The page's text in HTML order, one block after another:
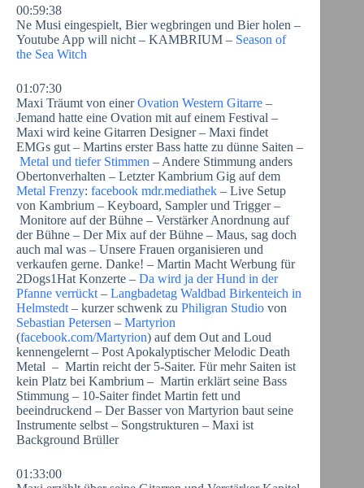
00:59:38
Ne Musi eingespielt, Bier wegbringen und Bier holen –
Youtube App will nicht – KAMBRIUM – Season of
the Sea Witch
01:07:30
Maxi Träumt von einerOvation Western Gitarre –
Jemand hatte eine Ovation mit auf einem Festival –
Maxi wird keine Gitarren Designer – Maxi findet
EMGs gut – Martins erster Bass hatte zu dünne Saiten –
Metal und tiefer Stimmen – Andere Stimmung anders
Obertonverhalten – Letzter Kambrium Gig auf dem
Metal Frenzy: facebook mdr.mediathek – Live Setup
von Kambrium – Keyboard, Sampler und Trigger –
Monitore auf der Bühne – Verstärker Anordnung auf
der Bühne – Der Mix auf der Bühne – Maus, sag doch
auch mal was – Unsere Frauen organisieren und
verkaufen gerne. Danke! – Martin Macht Werbung für
2Dogs1Hat Konzerte – Da wird ja der Hund in der
Pfanne verrückt – Langbadetag Waldbad Birkenteich in
Helmstedt – kurzer schwenk zu Philigran Studio von
Sebastian Petersen – Martyrion
(facebook.com/Martyrion) auf dem Out and Loud
kennengelernt – Post Apokalyptischer Melodic Death
Metal – Martin reicht der 5-Saiter. Für mehr Saiten ist
kein Platz bei Kambrium – Martin erklärt seine Bass
Stimmung – 10-Saiter findet Martin fett und
beeindruckend – Der Basser von Martyrion baut seine
Instrumente selbst – Songstrukturen – Maxi ist
Background Brüller
01:33:00